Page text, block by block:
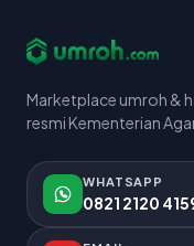
Marketplace umroh &
resmi Kementerian
WHATSAPP
0821 2120